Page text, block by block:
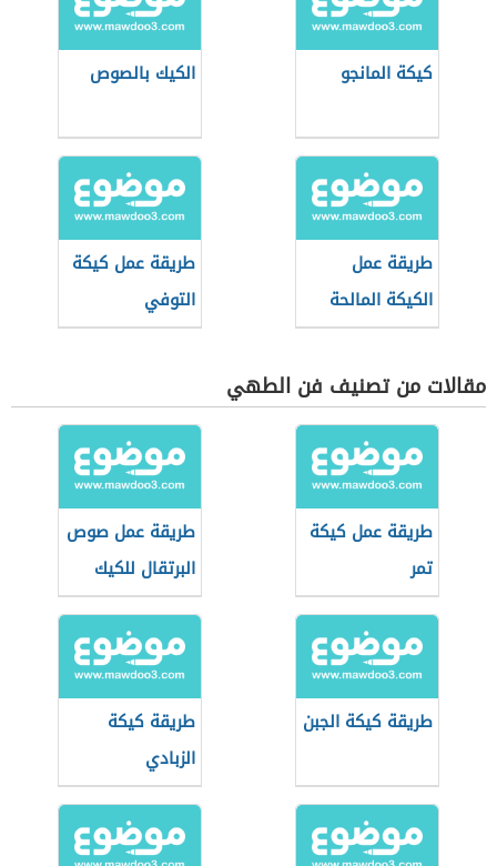
كيكة المانجو الكيك بالصوص
طريقة عمل
الكيكة المالحة
طريقة عمل كيكة
التوفي
مقالات من تصنيف فن الطهي
طريقة عمل كيكة
تمر
طريقة عمل صوص
البرتقال للكيك
طريقة كيكة الجبن
طريقة كيكة
الزبادي